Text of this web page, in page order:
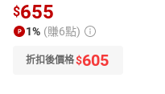
$655
1% (賺6點)
折扣後價格$605